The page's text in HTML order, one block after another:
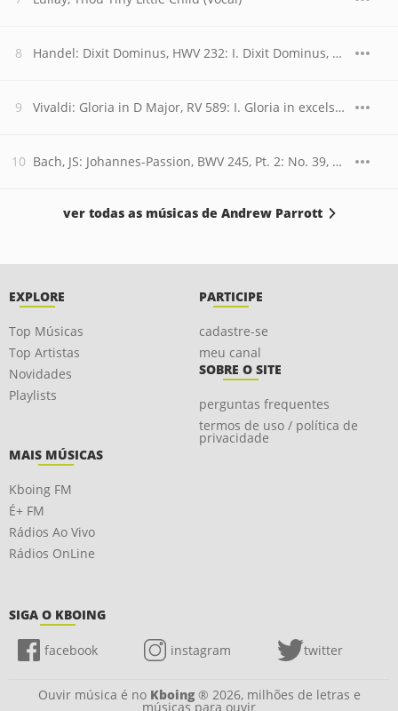
Handel: Dixit Dominus, HWV 232: I. Dixit Dominus, Domino meo
Vivaldi: Gloria in D Major, RV 589: I. Gloria in excelsis Deo
Bach, JS: Johannes-Passion, BWV 245, Pt. 2: No. 39, Chor. "Ruht wohl, ihr heiligen Gebeine"
ver todas as músicas de Andrew Parrott
EXPLORE
Top Músicas
Top Artistas
Novidades
Playlists
PARTICIPE
cadastre-se
meu canal
SOBRE O SITE
perguntas frequentes
termos de uso / política de
privacidade
MAIS MÚSICAS
Kboing FM
É+ FM
Rádios Ao Vivo
Rádios OnLine
SIGA O KBOING
facebook instagram twitter
Ouvir música é no Kboing® 2026, milhões de letras e
músicas para ouvir